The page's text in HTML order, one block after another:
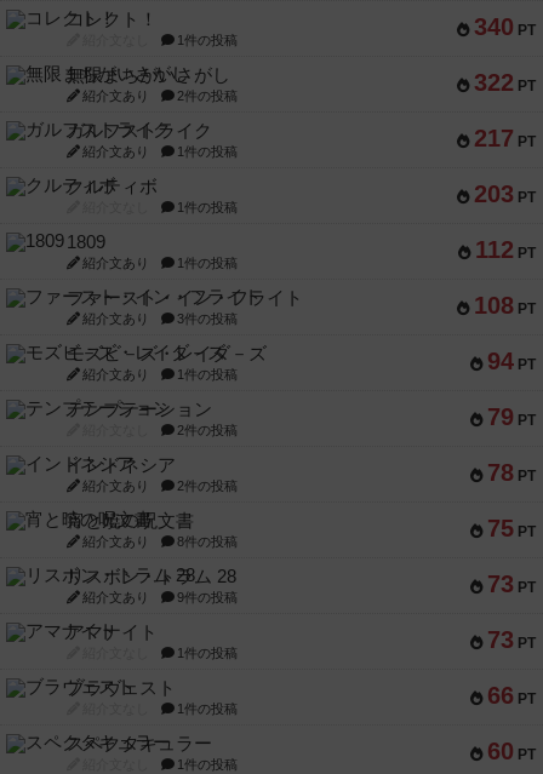
340 PT
コレクト！
1件の投稿
322 PT
無限まちがいさがし
紹介文あり 2件の投稿
217 PT
ガルフストライク
紹介文あり 1件の投稿
203 PT
クルティボ
1件の投稿
112 PT
1809
紹介文あり 1件の投稿
108 PT
ファースト・イン・フライト
紹介文あり 3件の投稿
94 PT
モズビ－ズ・レイダ－ズ
紹介文あり 1件の投稿
79 PT
テンプテーション
2件の投稿
78 PT
インドネシア
紹介文あり 2件の投稿
75 PT
宵と暁の呪文書
紹介文あり 8件の投稿
73 PT
リスボン・トラム 28
紹介文あり 9件の投稿
73 PT
アマナイト
1件の投稿
66 PT
ブラヴェスト
1件の投稿
60 PT
スペクタキュラー
1件の投稿